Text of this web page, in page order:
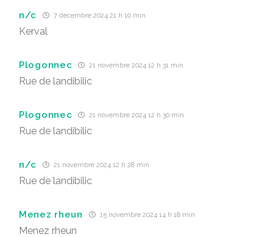
n/c 7 décembre 2024 21 h 10 min
Kerval
Plogonnec 21 novembre 2024 12 h 31 min
Rue de landibilic
Plogonnec 21 novembre 2024 12 h 30 min
Rue de landibilic
n/c 21 novembre 2024 12 h 28 min
Rue de landibilic
Menez rheun 15 novembre 2024 14 h 18 min
Menez rheun